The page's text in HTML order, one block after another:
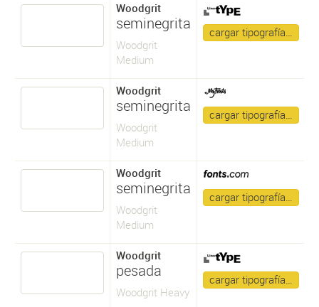
Woodgrit
seminegrita
Woodgrit
Medium
cargar tipografía…
Woodgrit
seminegrita
Woodgrit
Medium
cargar tipografía…
Woodgrit
seminegrita
Woodgrit
Medium
cargar tipografía…
Woodgrit
pesada
Woodgrit Heavy
cargar tipografía…